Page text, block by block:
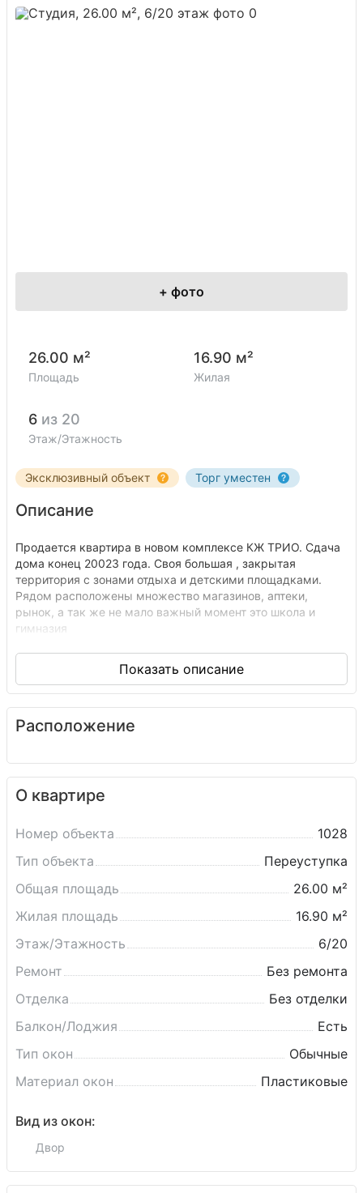
Эксклюзивный объект Торг уместен
+ фото
26.00 м²
Площадь
16.90 м²
Жилая
6 из 20
Этаж/Этажность
Описание
Продается квартира в новом комплексе КЖ ТРИО. Сдача
дома конец 20023 года. Своя большая , закрытая
территория с зонами отдыха и детскими площадками.
Рядом расположены множество магазинов, аптеки,
рынок, а так же не мало важный момент это школа и
гимназия
Расположение
О квартире
Номер объекта
1028
Тип объекта
Переуступка
Общая площадь
26.00 м²
Жилая площадь
16.90 м²
Этаж/Этажность
6/20
Ремонт
Без ремонта
Отделка
Без отделки
Балкон/Лоджия
Есть
Тип окон
Обычные
Материал окон
Пластиковые
Вид из окон:
Двор